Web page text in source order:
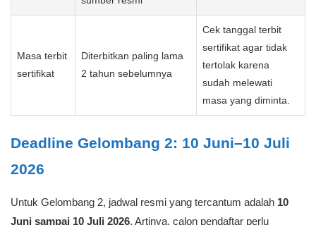
Gelombang
2
ETS
Ini jalur paling aman
Dapat digunakan bila